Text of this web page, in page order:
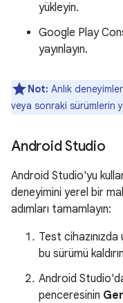
yükleyin.
Google Play
yayınlayın.
Not: Anlık
veya sonraki sürümlerin
Android Studio
Android Studio'yu
deneyimini yerel bir
adımları tamamlayın:
Test cihazınızda
bu sürümü
Android
penceresinin